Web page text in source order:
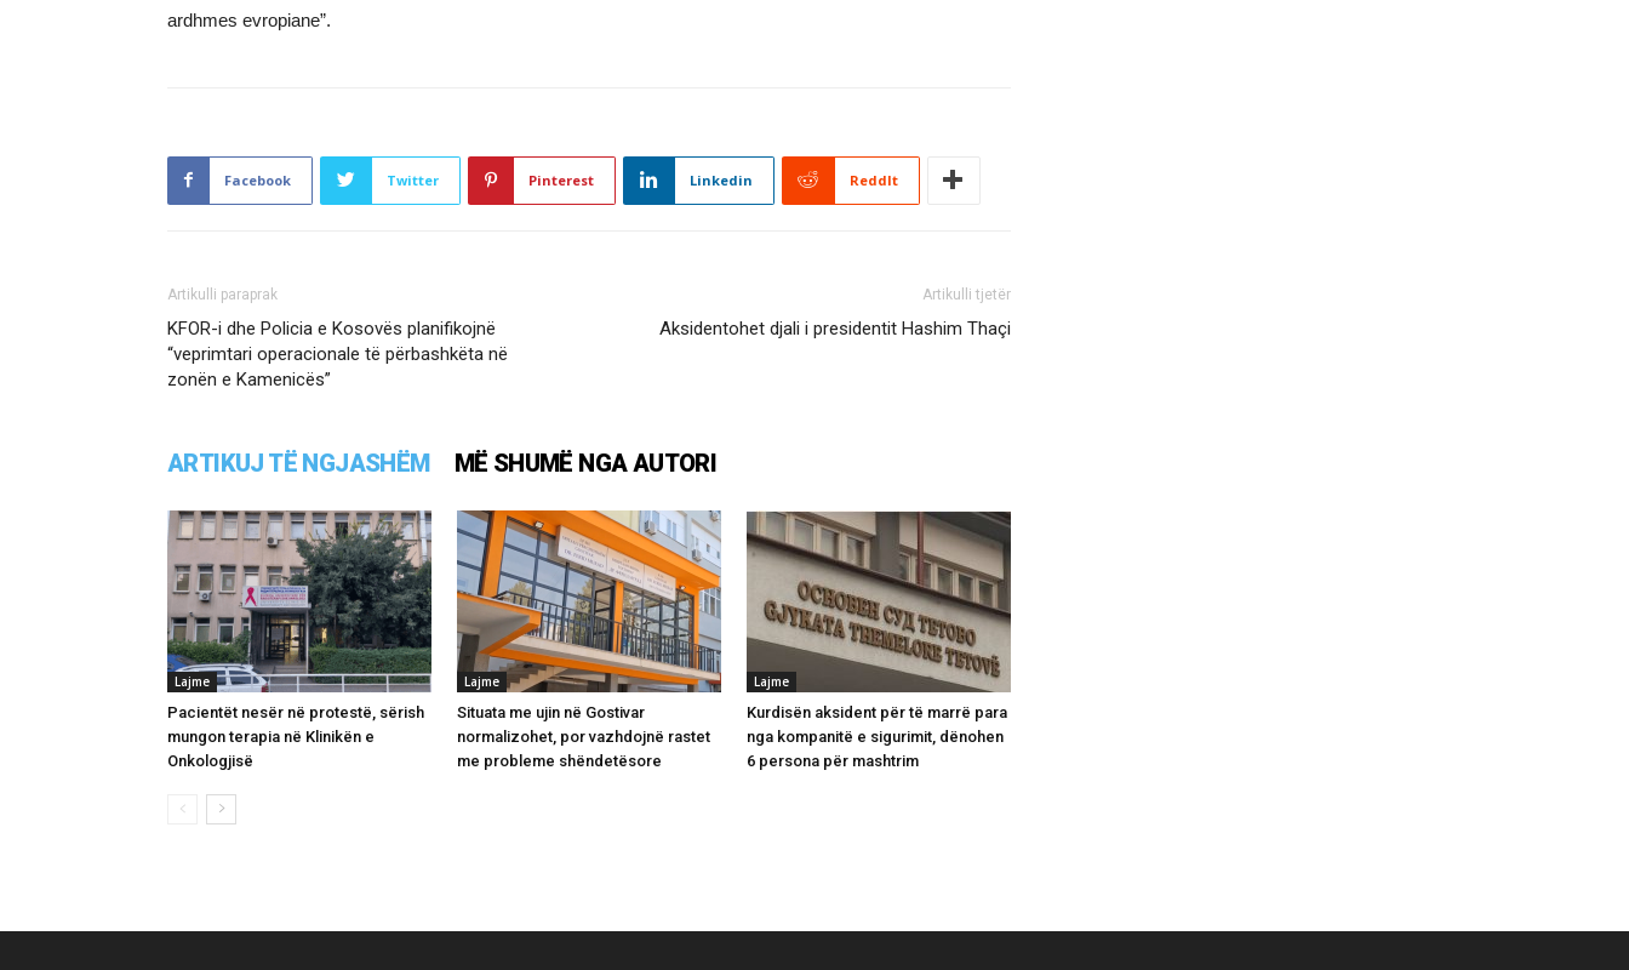
ardhmes evropiane”.
Facebook Twitter Pinterest Linkedin ReddIt
Artikulli paraprak
KFOR-i dhe Policia e Kosovës planifikojnë
“veprimtari operacionale të përbashkëta në
zonën e Kamenicës”
Artikulli tjetër
Aksidentohet djali i presidentit Hashim Thaçi
ARTIKUJ TË NGJASHËM MË SHUMË NGA AUTORI
Lajme
Pacientët nesër në protestë, sërish
mungon terapia në Klinikën e
Onkologjisë
Lajme
Situata me ujin në Gostivar
normalizohet, por vazhdojnë rastet
me probleme shëndetësore
Lajme
Kurdisën aksident për të marrë para
nga kompanitë e sigurimit, dënohen
6 persona për mashtrim